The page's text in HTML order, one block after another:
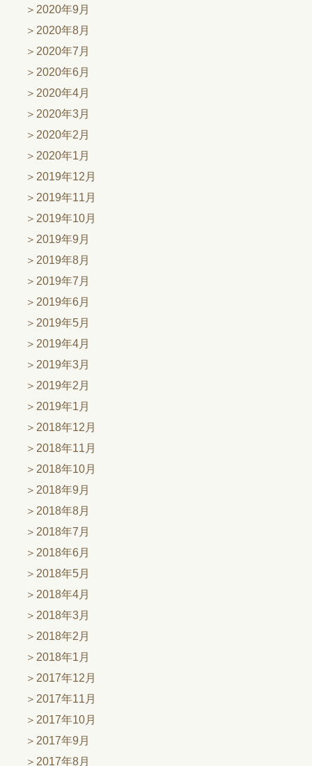
2020年9月
2020年8月
2020年7月
2020年6月
2020年4月
2020年3月
2020年2月
2020年1月
2019年12月
2019年11月
2019年10月
2019年9月
2019年8月
2019年7月
2019年6月
2019年5月
2019年4月
2019年3月
2019年2月
2019年1月
2018年12月
2018年11月
2018年10月
2018年9月
2018年8月
2018年7月
2018年6月
2018年5月
2018年4月
2018年3月
2018年2月
2018年1月
2017年12月
2017年11月
2017年10月
2017年9月
2017年8月